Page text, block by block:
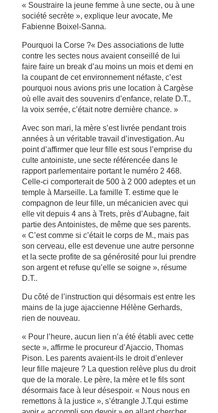
« Soustraire la jeune femme à une secte, ou à une
société secrète », explique leur avocate, Me
Fabienne Boixel-Sanna.
Pourquoi la Corse ?« Des associations de lutte
contre les sectes nous avaient conseillé de lui
faire faire un break d’au moins un mois et demi en
la coupant de cet environnement néfaste, c’est
pourquoi nous avions pris une location à Cargèse
où elle avait des souvenirs d’enfance, relate D.T.,
la voix serrée, c’était notre dernière chance. »
Avec son mari, la mère s’est livrée pendant trois
années à un véritable travail d’investigation. Au
point d’affirmer que leur fille est sous l’emprise du
culte antoiniste, une secte référencée dans le
rapport parlementaire portant le numéro 2 468.
Celle-ci comporterait de 500 à 2 000 adeptes et un
temple à Marseille. La famille T. estime que le
compagnon de leur fille, un mécanicien avec qui
elle vit depuis 4 ans à Trets, près d’Aubagne, fait
partie des Antoinistes, de même que ses parents.
« C’est comme si c’était le corps de M., mais pas
son cerveau, elle est devenue une autre personne
et la secte profite de sa générosité pour lui prendre
son argent et refuse qu’elle se soigne », résume
D.T..
Du côté de l’instruction qui désormais est entre les
mains de la juge ajaccienne Hélène Gerhards,
rien de nouveau.
« Pour l’heure, aucun lien n’a été établi avec cette
secte », affirme le procureur d’Ajaccio, Thomas
Pison. Les parents avaient-ils le droit d’enlever
leur fille majeure ? La question relève plus du droit
que de la morale. Le père, la mère et le fils sont
désormais face à leur désespoir. « Nous nous en
remettons à la justice », s’étrangle J.T.qui estime